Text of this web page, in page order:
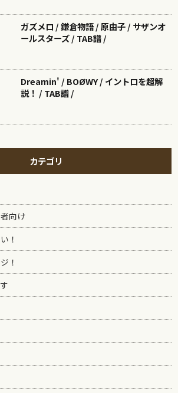
ガズメロ / 鎌倉物語 / 原由子 / サザンオ
ールスターズ / TAB譜 /
Dreamin' / BOØWY / イントロを超解
説！ / TAB譜 /
カテゴリ
向け
！
！